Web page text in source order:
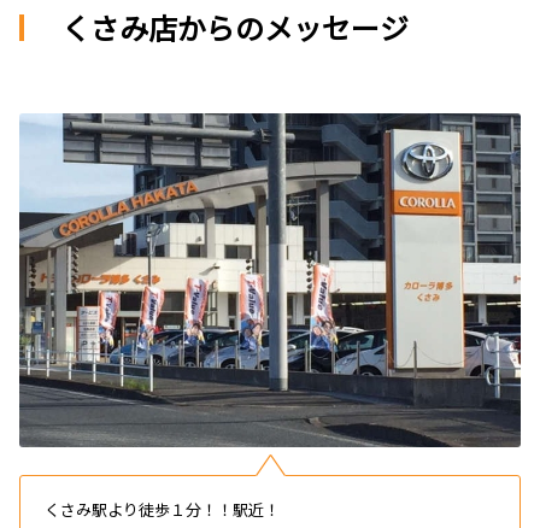
くさみ店からのメッセージ
くさみ駅より徒歩１分！！駅近！